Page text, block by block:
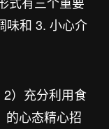
味和 3. 小心介
）充分利用食
的心态精心招